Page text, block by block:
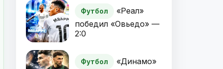
Футбол
«Реал»
победил «Овьедо» —
2:0
Футбол
«Динамо»